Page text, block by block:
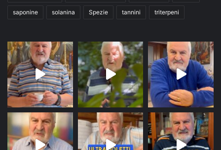
saponine solanina Spezie tannini triterpeni